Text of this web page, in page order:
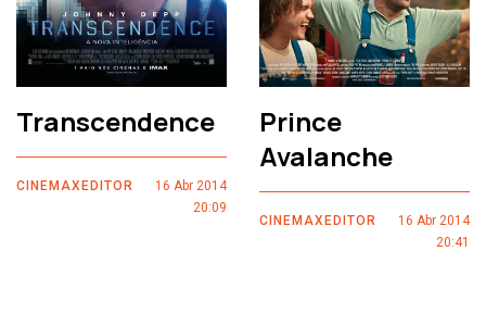
Transcendence
CINEMAXEDITOR
16 Abr 2014
20:09
Prince
Avalanche
CINEMAXEDITOR
16 Abr 2014
20:41